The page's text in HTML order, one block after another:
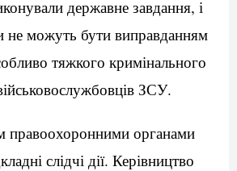
державне завдання, і
не можуть бути виправданням
тяжкого кримінального
ЗСУ.
правоохоронними органами
слідчі дії. Керівництво